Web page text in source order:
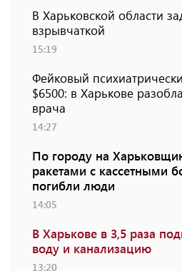
В Харьковской области
взрывчаткой
15:19
Фейковый
$6500: в Харькове
врача
14:27
По городу на
ракетами с кассетными
погибли люди
14:05
В Харькове в 3,5 раза
воду и канализацию
13:20